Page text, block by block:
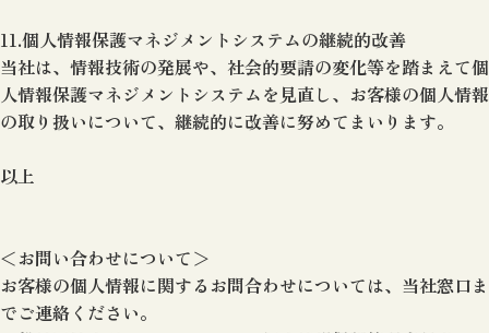
11.個人情報保護マネジメントシステムの継続的改善
当社は、情報技術の発展や、社会的要請の変化等を踏まえて個
人情報保護マネジメントシステムを見直し、お客様の個人情報
の取り扱いについて、継続的に改善に努めてまいります。
以上
＜お問い合わせについて＞
お客様の個人情報に関するお問合わせについては、当社窓口ま
でご連絡ください。